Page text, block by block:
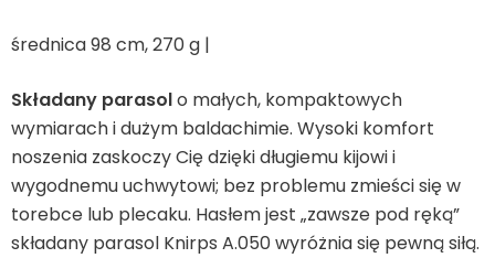
Leżaki
Akcesoria
Parasole
średnica 98 cm, 270 g |
Składany parasolo małych, kompaktowych
wymiarach i dużym baldachimie. Wysoki komfort
noszenia zaskoczy Cię dzięki długiemu kijowi i
wygodnemu uchwytowi; bez problemu zmieści się w
torebce lub plecaku. Hasłem jest „zawsze pod ręką”
składany parasol Knirps A.050 wyróżnia się pewną siłą.